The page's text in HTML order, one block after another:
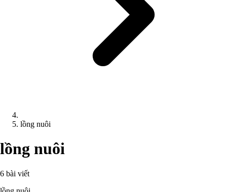
lồng nuôi
lồng nuôi
6 bài viết